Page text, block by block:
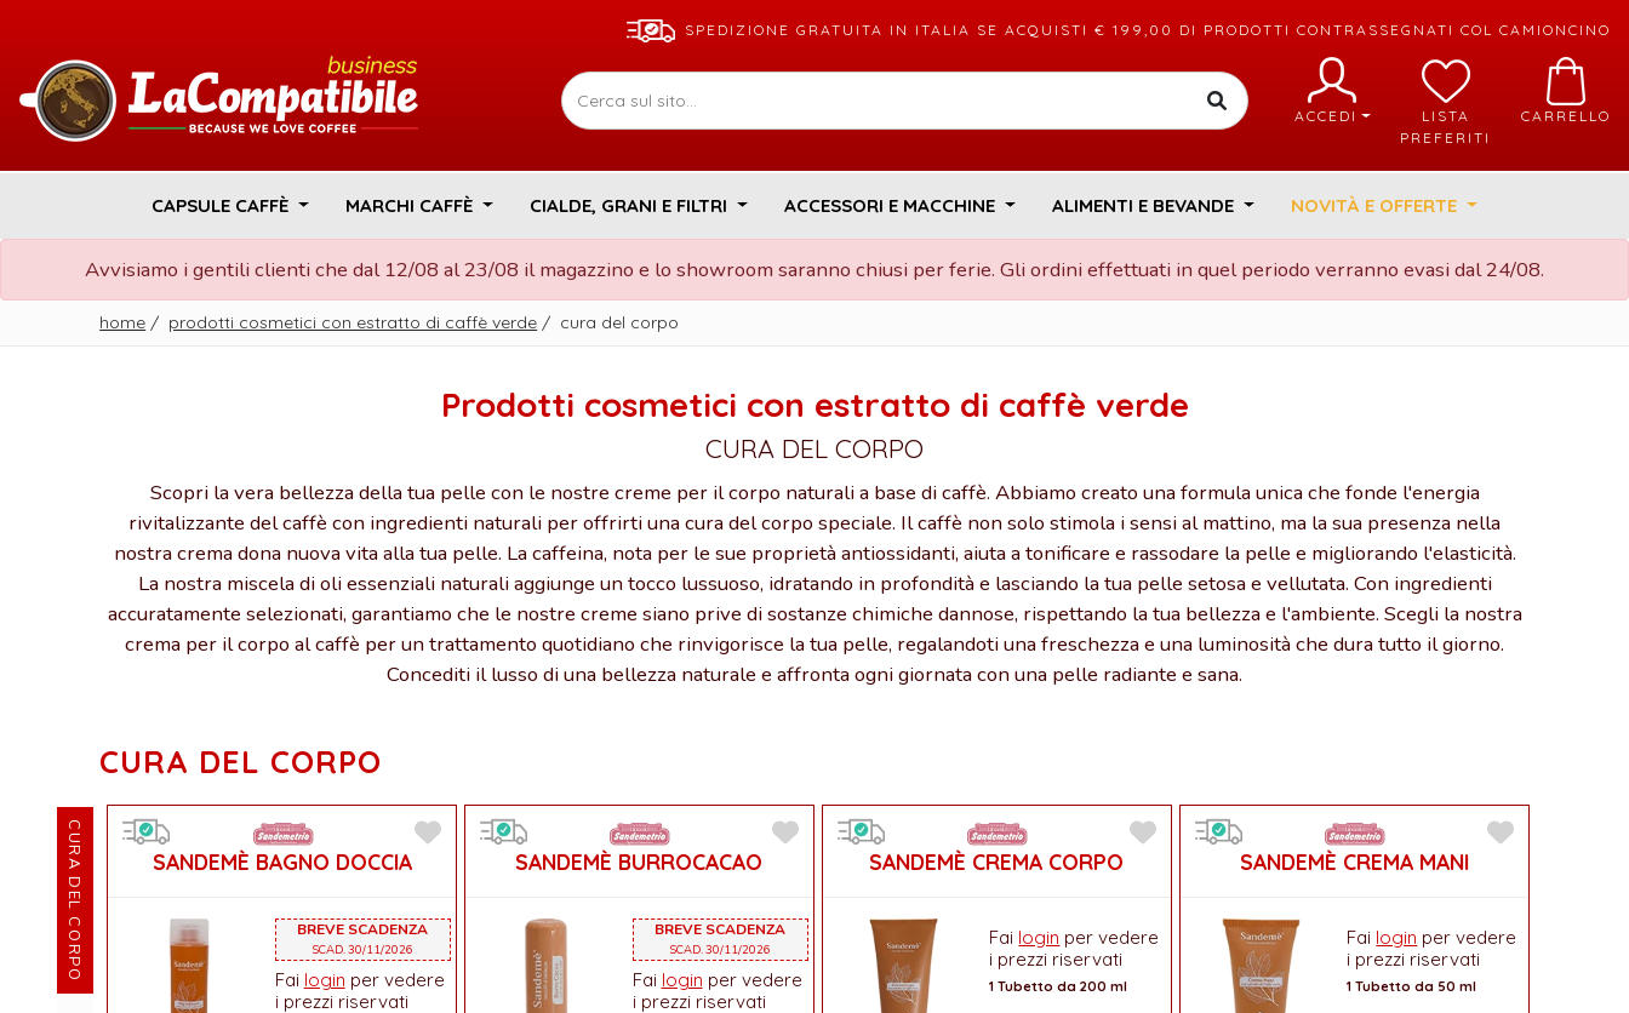
SPEDIZIONE GRATUITA IN ITALIA SE ACQUISTI € 199,00 DI PRODOTTI CONTRASSEGNATI COL CAMIONCINO
ACCEDI
LISTA
PREFERITI
CARRELLO
CAPSULE CAFFÈ MARCHI CAFFÈ CIALDE, GRANI E FILTRI ACCESSORI E MACCHINE ALIMENTI E BEVANDE NOVITÀ E OFFERTE
Avvisiamo i gentili clienti che dal 12/08 al 23/08 il magazzino e lo showroom saranno chiusi per ferie. Gli ordini effettuati in quel periodo verranno evasi dal 24/08.
home / prodotti cosmetici con estratto di caffè verde / cura del corpo
Prodotti cosmetici con estratto di caffè verde
CURA DEL CORPO
Scopri la vera bellezza della tua pelle con le nostre creme per il corpo naturali a base di caffè. Abbiamo creato una formula unica che fonde l'energia
rivitalizzante del caffè con ingredienti naturali per offrirti una cura del corpo speciale. Il caffè non solo stimola i sensi al mattino, ma la sua presenza nella
nostra crema dona nuova vita alla tua pelle. La caffeina, nota per le sue proprietà antiossidanti, aiuta a tonificare e rassodare la pelle e migliorando l'elasticità.
La nostra miscela di oli essenziali naturali aggiunge un tocco lussuoso, idratando in profondità e lasciando la tua pelle setosa e vellutata. Con ingredienti
accuratamente selezionati, garantiamo che le nostre creme siano prive di sostanze chimiche dannose, rispettando la tua bellezza e l'ambiente. Scegli la nostra
crema per il corpo al caffè per un trattamento quotidiano che rinvigorisce la tua pelle, regalandoti una freschezza e una luminosità che dura tutto il giorno.
Concediti il lusso di una bellezza naturale e affronta ogni giornata con una pelle radiante e sana.
CURA DEL CORPO
CURA DEL CORPO SANDEMÈ BAGNO DOCCIA
BREVE SCADENZA
SCAD. 30/11/2026
Fai login per vedere
i prezzi riservati
SANDEMÈ BURROCACAO
BREVE SCADENZA
SCAD. 30/11/2026
Fai login per vedere
i prezzi riservati
SANDEMÈ CREMA CORPO
Fai login per vedere
i prezzi riservati
1 Tubetto da 200 ml
SANDEMÈ CREMA MANI
Fai login per vedere
i prezzi riservati
1 Tubetto da 50 ml